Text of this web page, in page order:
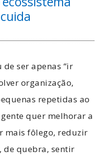
ser apenas “ir
organização,
repetidas ao
quer melhorar a
mais fôlego, reduzir
de quebra, sentir